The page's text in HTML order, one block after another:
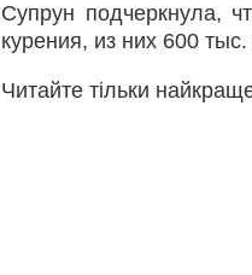
Супрун подчеркнула,
курения, из них 600
Читайте тільки